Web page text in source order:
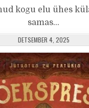
kogu elu ühes
samas…
PUBLISHED DATE:
DETSEMBER 4, 2025